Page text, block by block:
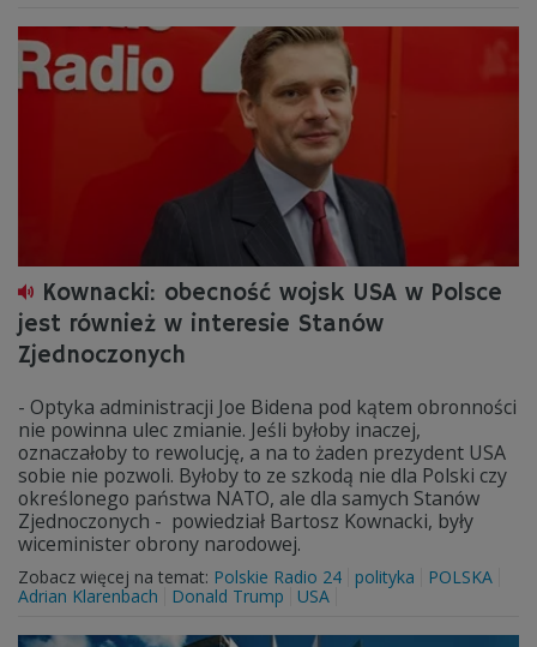
Kownacki: obecność wojsk USA w Polsce
jest również w interesie Stanów
Zjednoczonych
- Optyka administracji Joe Bidena pod kątem obronności
nie powinna ulec zmianie. Jeśli byłoby inaczej,
oznaczałoby to rewolucję, a na to żaden prezydent USA
sobie nie pozwoli. Byłoby to ze szkodą nie dla Polski czy
określonego państwa NATO, ale dla samych Stanów
Zjednoczonych - powiedział Bartosz Kownacki, były
wiceminister obrony narodowej.
Zobacz więcej na temat: Polskie Radio 24 polityka
POLSKA
Adrian Klarenbach
Donald Trump USA